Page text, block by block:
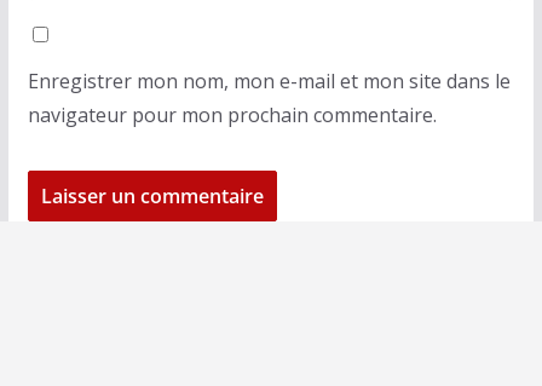
Enregistrer mon nom, mon e-mail et mon site dans le
navigateur pour mon prochain commentaire.